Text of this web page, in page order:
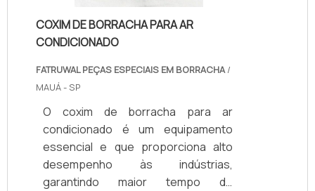
Nível de combustível; De.
COXIM DE BORRACHA PARA AR
CONDICIONADO
FATRUWAL PEÇAS ESPECIAIS EM BORRACHA/
MAUÁ - SP
O coxim de borracha para ar
condicionado é um equipamento
essencial e que proporciona alto
desempenho às indústrias,
garantindo maior tempo de